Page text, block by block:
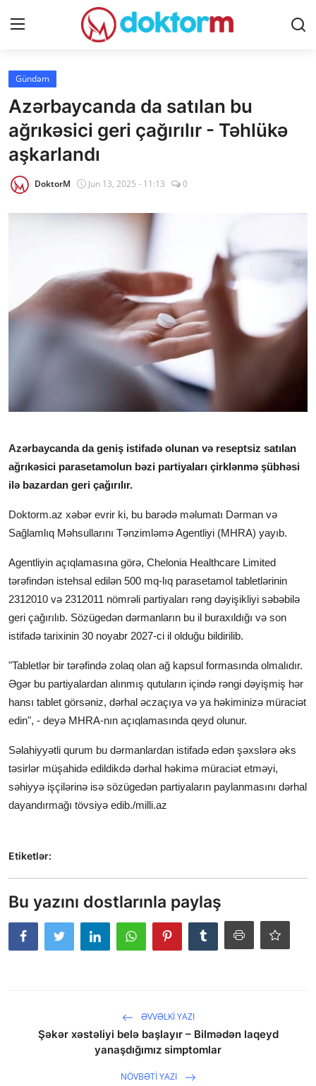
Giriş
Ana səhifə
Dərmanlar
Xəbərlər
Əlaqə
Sorğular
Gündəm
Azərbaycanda da satılan bu
ağrıkəsici geri çağırılır - Təhlükə
aşkarlandı
DoktorM Jun 13, 2025 - 11:13 0
Azərbaycanda da geniş istifadə olunan və reseptsiz satılan
ağrıkəsici parasetamolun bəzi partiyaları çirklənmə şübhəsi
ilə bazardan geri çağırılır.
Doktorm.az xəbər evrir ki, bu barədə məlumatı Dərman və
Sağlamlıq Məhsullarını Tənzimləmə Agentliyi (MHRA) yayıb.
Agentliyin açıqlamasına görə, Chelonia Healthcare Limited
tərəfindən istehsal edilən 500 mq-lıq parasetamol tabletlərinin
2312010 və 2312011 nömrəli partiyaları rəng dəyişikliyi səbəbilə
geri çağırılıb. Sözügedən dərmanların bu il buraxıldığı və son
istifadə tarixinin 30 noyabr 2027-ci il olduğu bildirilib.
"Tabletlər bir tərəfində zolaq olan ağ kapsul formasında olmalıdır.
Əgər bu partiyalardan alınmış qutuların içində rəngi dəyişmiş hər
hansı tablet görsəniz, dərhal əczaçıya və ya həkiminizə müraciət
edin", - deyə MHRA-nın açıqlamasında qeyd olunur.
Səlahiyyətli qurum bu dərmanlardan istifadə edən şəxslərə əks
təsirlər müşahidə edildikdə dərhal həkimə müraciət etməyi,
səhiyyə işçilərinə isə sözügedən partiyaların paylanmasını dərhal
dayandırmağı tövsiyə edib./milli.az
Etiketlər:
Bu yazını dostlarınla paylaş
ƏVVƏLKI YAZI
Şəkər xəstəliyi belə başlayır – Bilmədən laqeyd
yanaşdığımız simptomlar
NÖVBƏTI YAZI